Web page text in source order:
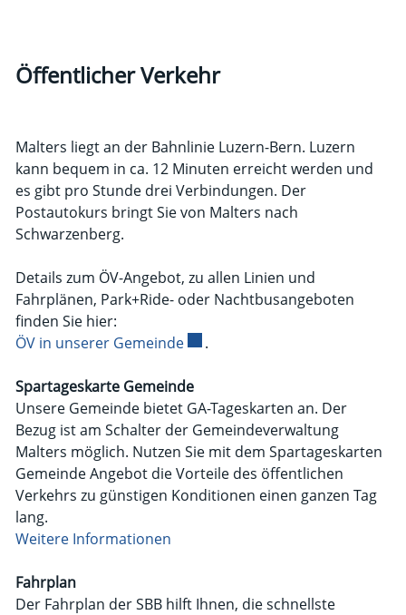
Öffentlicher Verkehr
Malters liegt an der Bahnlinie Luzern-Bern. Luzern
kann bequem in ca. 12 Minuten erreicht werden und
es gibt pro Stunde drei Verbindungen. Der
Postautokurs bringt Sie von Malters nach
Schwarzenberg.
Details zum ÖV-Angebot, zu allen Linien und
Fahrplänen, Park+Ride- oder Nachtbusangeboten
finden Sie hier:
ÖV in unserer GemeindeExterner Link wird in einem
.
Spartageskarte Gemeinde
Unsere Gemeinde bietet GA-Tageskarten an. Der
Bezug ist am Schalter der Gemeindeverwaltung
Malters möglich. Nutzen Sie mit dem Spartageskarten
Gemeinde Angebot die Vorteile des öffentlichen
Verkehrs zu günstigen Konditionen einen ganzen Tag
lang.
Weitere Informationen
Fahrplan
Der Fahrplan der SBB hilft Ihnen, die schnellste